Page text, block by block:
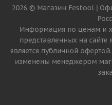
2026 © Магазин Festool |
Информация по ценам и
представленных на сайте
является публичной
изменены менеджером